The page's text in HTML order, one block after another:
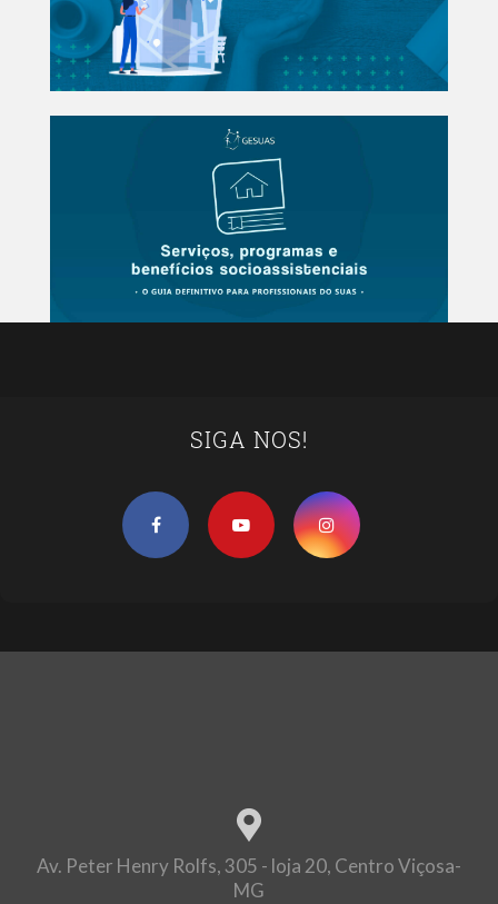
SIGA NOS!
Av. Peter Henry Rolfs, 305 - loja 20, Centro Viçosa-
MG